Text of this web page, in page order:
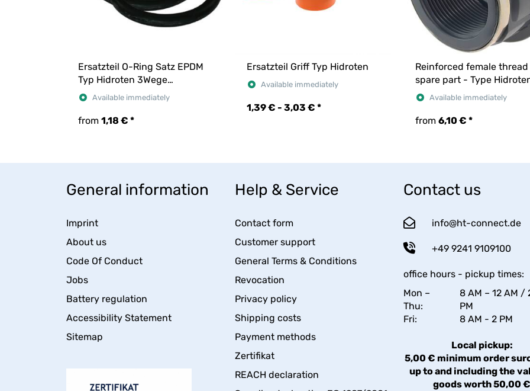
Ersatzteil O-Ring Satz EPDM
Typ Hidroten 3Wege
Kugelhahn
Available immediately
from 1,18 € *
Ersatzteil Griff Typ Hidroten
Available immediately
1,39 € - 3,03 € *
Reinforced female thread
spare part - Type
Available immediately
from 6,10 € *
General information
Imprint
About us
Code Of Conduct
Jobs
Battery regulation
Accessibility Statement
Sitemap
Help & Service
Contact form
Customer support
General Terms & Conditions
Revocation
Privacy policy
Shipping costs
Payment methods
Zertifikat
REACH declaration
Contact us
info@ht-connect.de
+49 9241 9109100
office hours - pickup times:
Mon –
Thu:
8 AM – 12 AM /
PM
Fri:
8 AM - 2 PM
Local pickup:
5,00 € minimum order
up to and including the
goods worth 50,00 €